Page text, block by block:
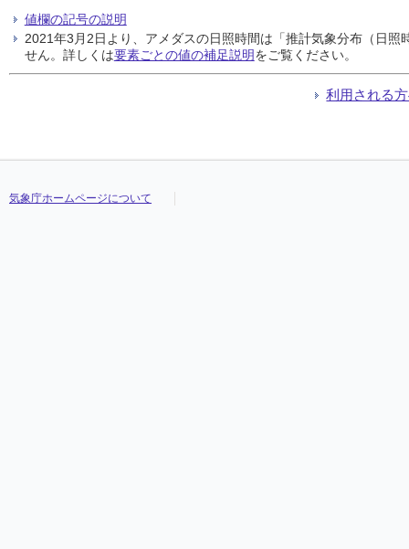
値欄の記号の説明
2021年3月2日より、アメダスの日照時間は「推計気象分布（日
せん。詳しくは要素ごとの値の補足説明をご覧ください。
利用される
気象庁ホームページについて